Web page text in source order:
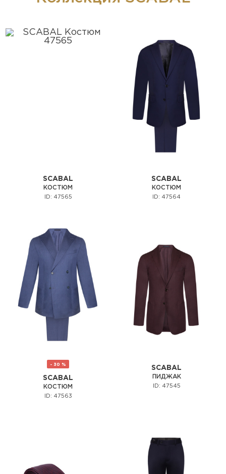
SCABAL
КОСТЮМ
ID: 47565
SCABAL
КОСТЮМ
ID: 47564
- 30 %
SCABAL
КОСТЮМ
ID: 47563
SCABAL
ПИДЖАК
ID: 47545